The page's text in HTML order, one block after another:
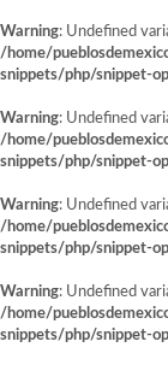
Warning: Undefined
/home/
snippets/php/snippet-
Warning: Undefined
/home/
snippets/php/snippet-
Warning: Undefined
/home/
snippets/php/snippet-
Warning: Undefined
/home/
snippets/php/snippet-